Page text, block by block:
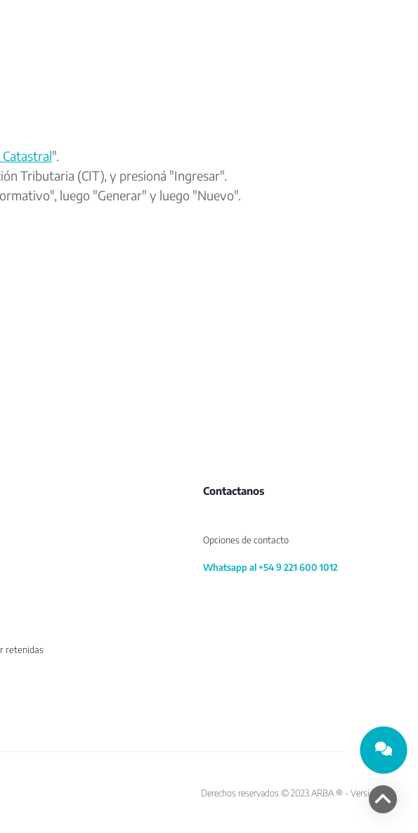
".
Tributaria (CIT), y presioná "Ingresar".
luego "Generar" y luego "Nuevo".
retenidas
Contactanos
Opciones de contacto
Whatsapp al +54 9 221 600 1012
Derechos reservados © 2023 ARBA ® - Versión 10.1